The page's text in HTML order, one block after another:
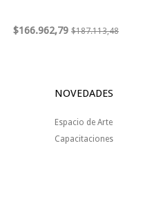
$166.962,79 $187.113,48
NOVEDADES
Espacio de Arte
Capacitaciones